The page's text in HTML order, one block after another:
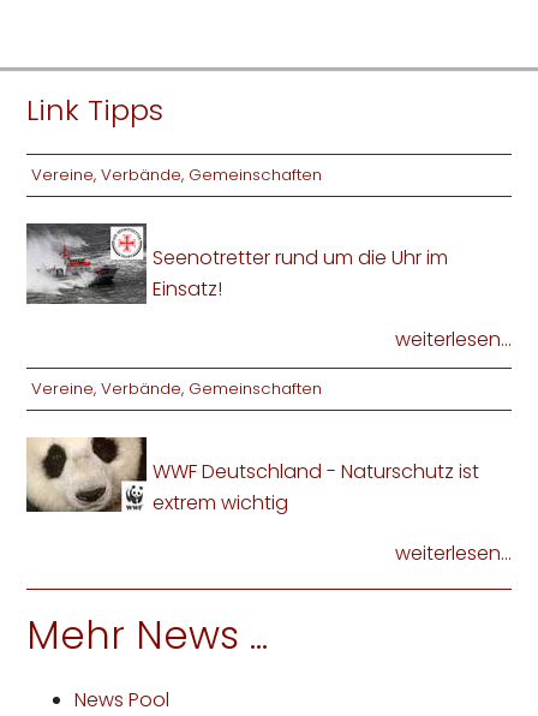
Link Tipps
Vereine, Verbände, Gemeinschaften
Seenotretter rund um die Uhr im
Einsatz!
weiterlesen...
Vereine, Verbände, Gemeinschaften
WWF Deutschland - Naturschutz ist
extrem wichtig
weiterlesen...
Mehr News ...
News Pool